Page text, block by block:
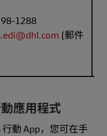
1288
(郵件
應用程式
行動 App，您可在手